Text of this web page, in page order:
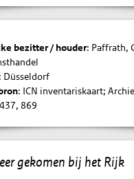
bezitter / houder: Paffrath,
: Düsseldorf
: ICN inventariskaart;
869
gekomen bij het Rijk